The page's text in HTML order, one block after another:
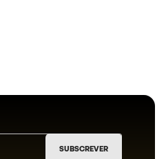
SUBSCREVER